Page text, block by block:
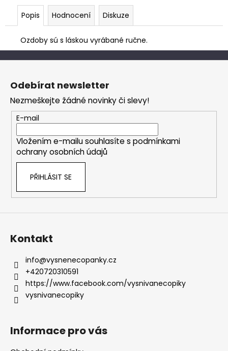
Popis Hodnocení Diskuze
Ozdoby sú s láskou vyrábané ručne.
Z
Odebírat newsletter
Nezmeškejte žádné novinky či slevy!
E-mail
Vložením e-mailu souhlasíte s podmínkami
ochrany osobních údajů
PŘIHLÁSIT SE
Kontakt
info@vysnenecopanky.cz
+420720310591
https://www.facebook.com/vysnivanecopiky
vysnivanecopiky
Informace pro vás